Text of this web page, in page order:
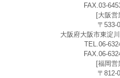
FAX.03-
[大阪営
〒533-
大阪府大阪市東淀
TEL.06-
FAX.06-
[福岡営
〒812-